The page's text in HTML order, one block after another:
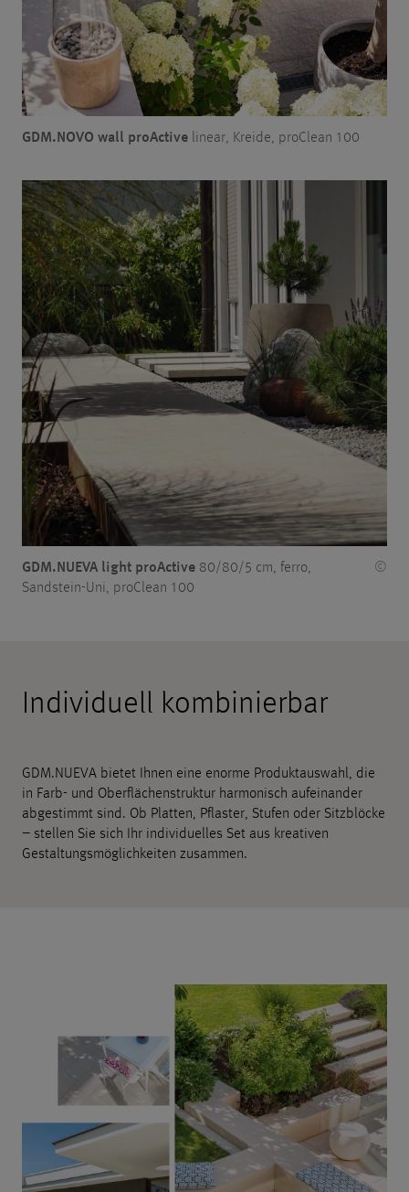
GDM.NOVO wall proActive linear, Kreide, proClean 100
GDM.NUEVA light proActive 80/80/5 cm, ferro,
Sandstein-Uni, proClean 100
©
Individuell kombinierbar
GDM.NUEVA bietet Ihnen eine enorme Produktauswahl, die
in Farb- und Oberflächenstruktur harmonisch aufeinander
abgestimmt sind. Ob Platten, Pflaster, Stufen oder Sitzblöcke
– stellen Sie sich Ihr individuelles Set aus kreativen
Gestaltungsmöglichkeiten zusammen.